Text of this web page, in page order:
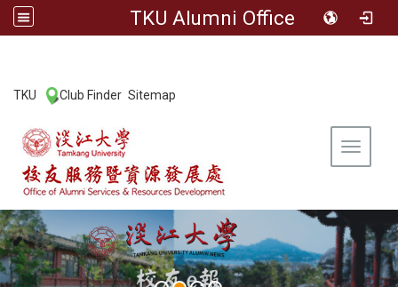
TKU Alumni Office
TKU Club Finder Sitemap
Toggle